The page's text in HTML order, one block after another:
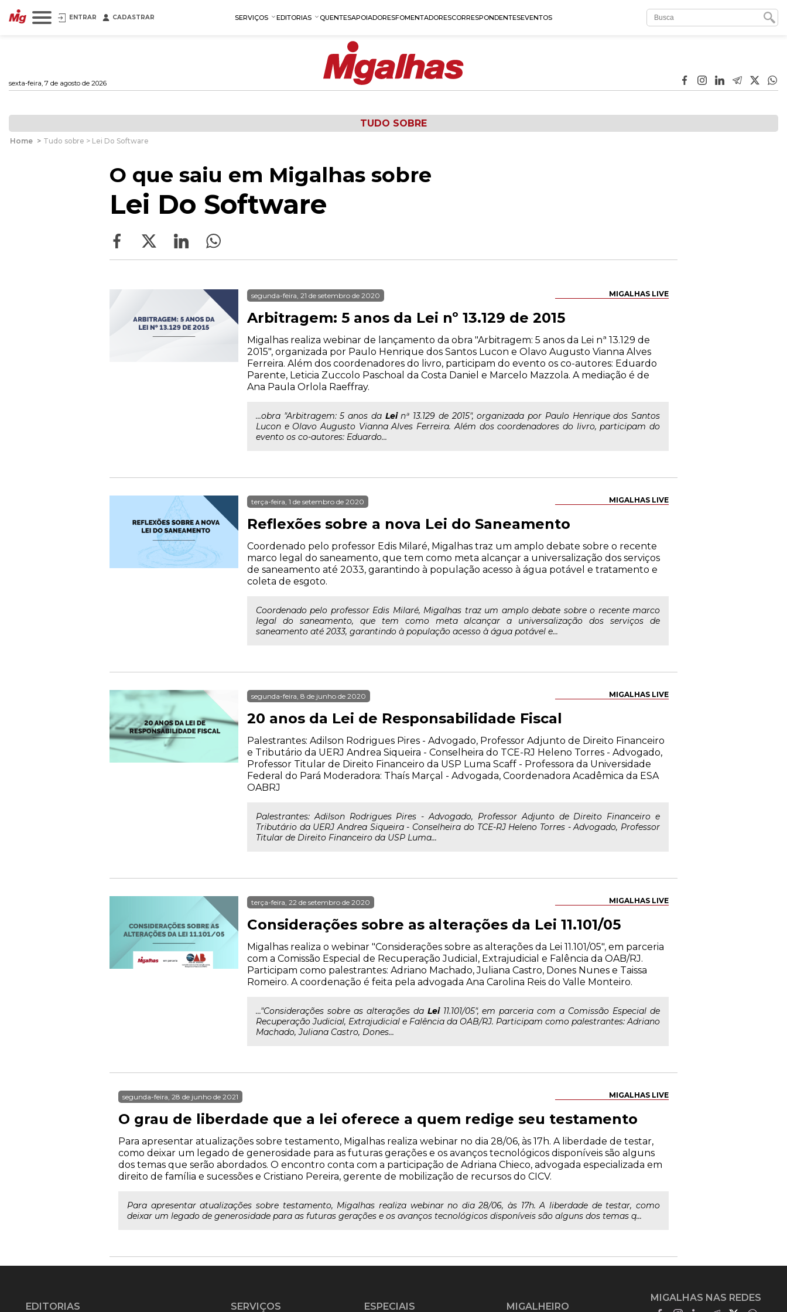
ENTRAR CADASTRAR SERVIÇOS EDITORIAS QUENTESAPOIADORESFOMENTADORESCORRESPONDENTESEVENTOS
sexta-feira, 7 de agosto de 2026
TUDO SOBRE
Home > Tudo sobre > Lei Do Software
O que saiu em Migalhas sobre
Lei Do Software
MIGALHAS LIVE
segunda-feira, 21 de setembro de 2020
Arbitragem: 5 anos da Lei nº 13.129 de 2015
Migalhas realiza webinar de lançamento da obra "Arbitragem: 5 anos da Lei nª 13.129 de
2015", organizada por Paulo Henrique dos Santos Lucon e Olavo Augusto Vianna Alves
Ferreira. Além dos coordenadores do livro, participam do evento os co-autores: Eduardo
Parente, Leticia Zuccolo Paschoal da Costa Daniel e Marcelo Mazzola. A mediação é de
Ana Paula Orlola Raeffray.
...obra "Arbitragem: 5 anos da Leinª 13.129 de 2015", organizada por Paulo Henrique dos Santos
Lucon e Olavo Augusto Vianna Alves Ferreira. Além dos coordenadores do livro, participam do
evento os co-autores: Eduardo...
MIGALHAS LIVE
terça-feira, 1 de setembro de 2020
Reflexões sobre a nova Lei do Saneamento
Coordenado pelo professor Edis Milaré, Migalhas traz um amplo debate sobre o recente
marco legal do saneamento, que tem como meta alcançar a universalização dos serviços
de saneamento até 2033, garantindo à população acesso à água potável e tratamento e
coleta de esgoto.
Coordenado pelo professor Edis Milaré, Migalhas traz um amplo debate sobre o recente marco
legal do saneamento, que tem como meta alcançar a universalização dos serviços de
saneamento até 2033, garantindo à população acesso à água potável e...
MIGALHAS LIVE
segunda-feira, 8 de junho de 2020
20 anos da Lei de Responsabilidade Fiscal
Palestrantes: Adilson Rodrigues Pires - Advogado, Professor Adjunto de Direito Financeiro
e Tributário da UERJ Andrea Siqueira - Conselheira do TCE-RJ Heleno Torres - Advogado,
Professor Titular de Direito Financeiro da USP Luma Scaff - Professora da Universidade
Federal do Pará Moderadora: Thaís Marçal - Advogada, Coordenadora Acadêmica da ESA
OABRJ
Palestrantes: Adilson Rodrigues Pires - Advogado, Professor Adjunto de Direito Financeiro e
Tributário da UERJ Andrea Siqueira - Conselheira do TCE-RJ Heleno Torres - Advogado, Professor
Titular de Direito Financeiro da USP Luma...
MIGALHAS LIVE
terça-feira, 22 de setembro de 2020
Considerações sobre as alterações da Lei 11.101/05
Migalhas realiza o webinar "Considerações sobre as alterações da Lei 11.101/05", em parceria
com a Comissão Especial de Recuperação Judicial, Extrajudicial e Falência da OAB/RJ.
Participam como palestrantes: Adriano Machado, Juliana Castro, Dones Nunes e Taissa
Romeiro. A coordenação é feita pela advogada Ana Carolina Reis do Valle Monteiro.
..."Considerações sobre as alterações da Lei11.101/05", em parceria com a Comissão Especial de
Recuperação Judicial, Extrajudicial e Falência da OAB/RJ. Participam como palestrantes: Adriano
Machado, Juliana Castro, Dones...
MIGALHAS LIVE
segunda-feira, 28 de junho de 2021
O grau de liberdade que a lei oferece a quem redige seu testamento
Para apresentar atualizações sobre testamento, Migalhas realiza webinar no dia 28/06, às 17h. A liberdade de testar,
como deixar um legado de generosidade para as futuras gerações e os avanços tecnológicos disponíveis são alguns
dos temas que serão abordados. O encontro conta com a participação de Adriana Chieco, advogada especializada em
direito de família e sucessões e Cristiano Pereira, gerente de mobilização de recursos do CICV.
Para apresentar atualizações sobre testamento, Migalhas realiza webinar no dia 28/06, às 17h. A liberdade de testar, como
deixar um legado de generosidade para as futuras gerações e os avanços tecnológicos disponíveis são alguns dos temas q...
EDITORIAS SERVIÇOS ESPECIAIS MIGALHEIRO
MIGALHAS NAS REDES